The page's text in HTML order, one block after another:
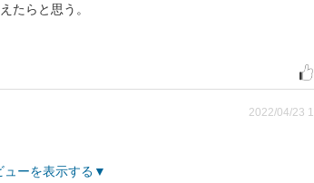
たらと思う。
2022/04/23
ューを表示する